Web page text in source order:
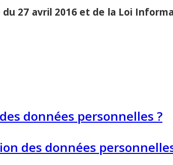
du 27 avril 2016 et de la Loi
données personnelles ?
des données